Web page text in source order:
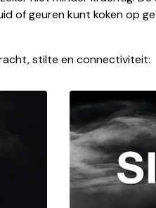
of geuren kunt koken op
stilte en connectiviteit: